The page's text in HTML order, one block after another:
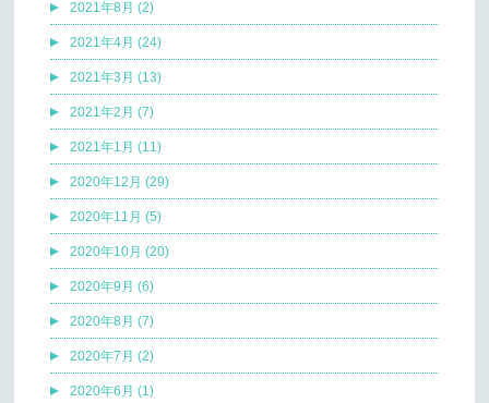
2021年8月 (2)
2021年4月 (24)
2021年3月 (13)
2021年2月 (7)
2021年1月 (11)
2020年12月 (29)
2020年11月 (5)
2020年10月 (20)
2020年9月 (6)
2020年8月 (7)
2020年7月 (2)
2020年6月 (1)